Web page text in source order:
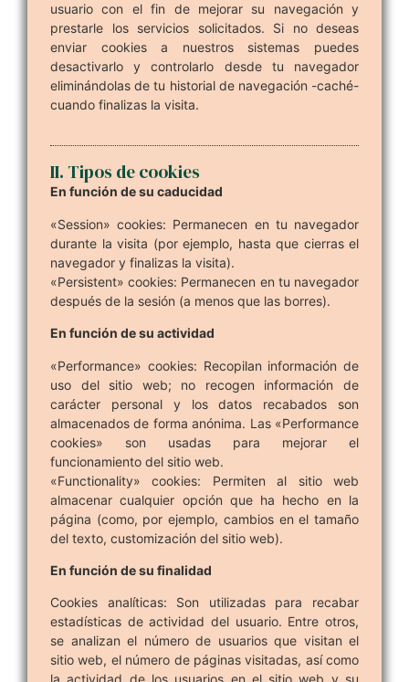
usuario con el fin de mejorar su navegación y
prestarle los servicios solicitados. Si no deseas
enviar cookies a nuestros sistemas puedes
desactivarlo y controlarlo desde tu navegador
eliminándolas de tu historial de navegación -caché-
cuando finalizas la visita.
II. Tipos de cookies
En función de su caducidad
«Session» cookies: Permanecen en tu navegador
durante la visita (por ejemplo, hasta que cierras el
navegador y finalizas la visita).
«Persistent» cookies: Permanecen en tu navegador
después de la sesión (a menos que las borres).
En función de su actividad
«Performance» cookies: Recopilan información de
uso del sitio web; no recogen información de
carácter personal y los datos recabados son
almacenados de forma anónima. Las «Performance
cookies» son usadas para mejorar el
funcionamiento del sitio web.
«Functionality» cookies: Permiten al sitio web
almacenar cualquier opción que ha hecho en la
página (como, por ejemplo, cambios en el tamaño
del texto, customización del sitio web).
En función de su finalidad
Cookies analíticas: Son utilizadas para recabar
estadísticas de actividad del usuario. Entre otros,
se analizan el número de usuarios que visitan el
sitio web, el número de páginas visitadas, así como